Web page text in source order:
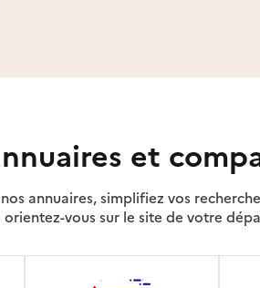
et
annuaires, simplifiez vos
orientez-vous sur le site de votre